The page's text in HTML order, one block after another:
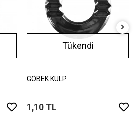
Tükendi
GÖBEK KULP
1,10 TL